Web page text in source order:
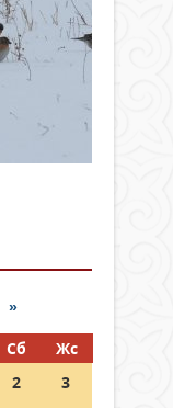
»
Сб
Жс
2
3